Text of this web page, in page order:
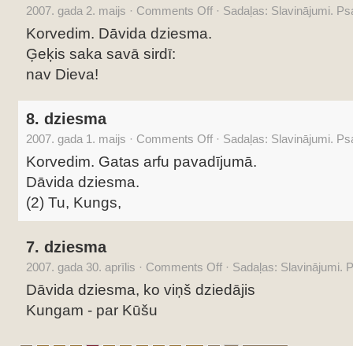
2007. gada 2. maijs · Comments Off · Sadaļas: Slavinājumi.
Korvedim. Dāvida dziesma.
Ģeķis saka savā sirdī:
nav Dieva!
8. dziesma
2007. gada 1. maijs · Comments Off · Sadaļas: Slavinājumi.
Korvedim. Gatas arfu pavadījumā.
Dāvida dziesma.
(2) Tu, Kungs,
7. dziesma
2007. gada 30. aprīlis · Comments Off · Sadaļas: Slavinājumi.
Dāvida dziesma, ko viņš dziedājis
Kungam - par Kūšu